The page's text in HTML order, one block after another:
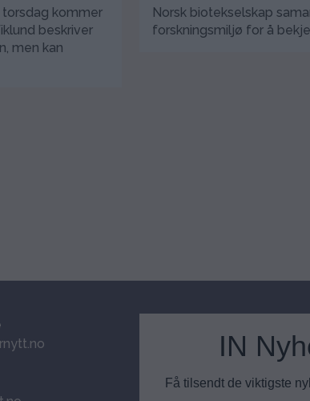
torsdag kommer
beskriver
men kan
Norsk biotekselskap
forskningsmiljø for å
IN
Få tilsendt de viktigste